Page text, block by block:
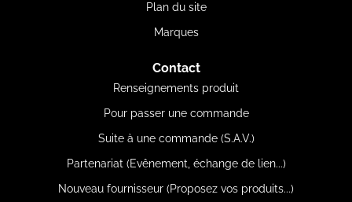
Plan du site
Marques
Contact
Renseignements produit
Pour passer une commande
Suite à une commande (S.A.V.)
Partenariat (Evênement, échange de lien...)
Nouveau fournisseur (Proposez vos produits...)